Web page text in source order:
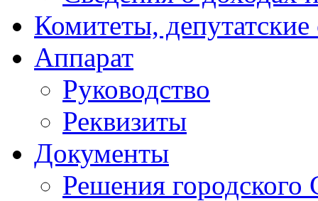
Комитеты,
Аппарат
Руководство
Реквизиты
Документы
Решения городского